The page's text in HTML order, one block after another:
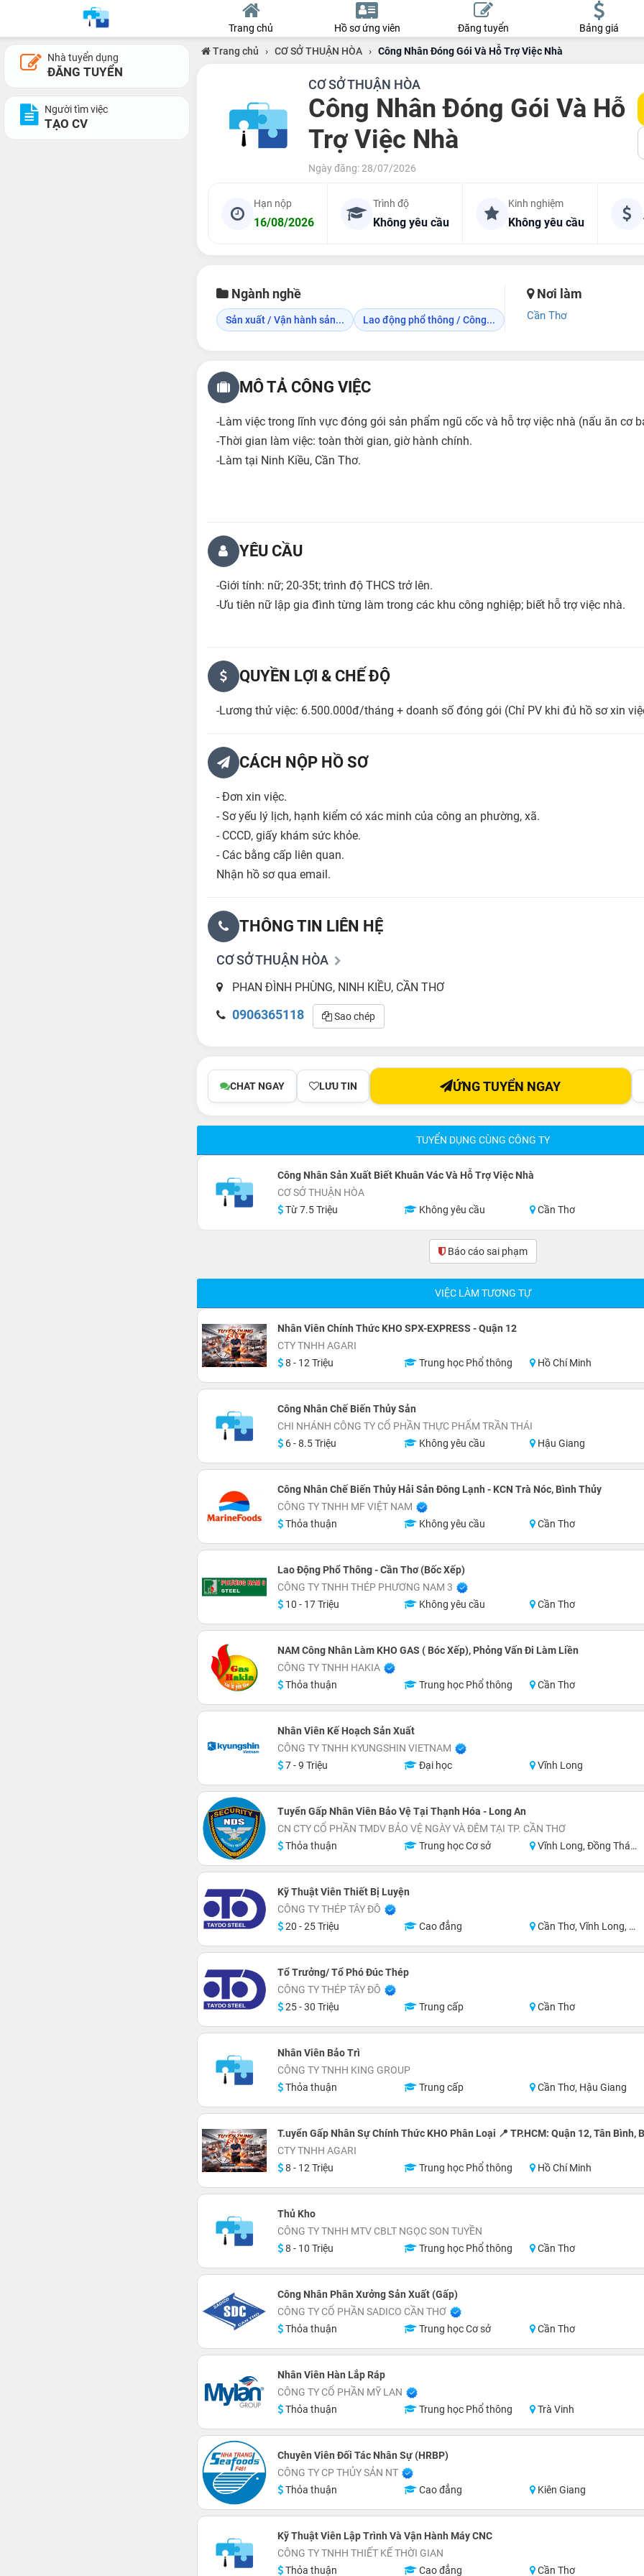
Trang chủ Hồ sơ ứng viên Đăng tuyển Bảng giá
Nhà tuyển dụng
ĐĂNG TUYỂN
Người tìm việc
TẠO CV
Trang chủ › CƠ SỞ THUẬN HÒA › Công Nhân Đóng Gói Và Hỗ Trợ Việc Nhà
CƠ SỞ THUẬN HÒA
Công Nhân Đóng Gói Và Hỗ
Trợ Việc Nhà
Ngày đăng: 28/07/2026
Hạn nộp
16/08/2026
Trình độ
Không yêu cầu
Kinh nghiệm
Không yêu cầu
Ngành nghề
Sản xuất / Vận hành sản... Lao động phổ thông / Công...
Nơi làm
Cần Thơ
MÔ TẢ CÔNG VIỆC
-Làm việc trong lĩnh vực đóng gói sản phẩm ngũ cốc và hỗ trợ việc nhà (nấu ăn cơ
-Thời gian làm việc: toàn thời gian, giờ hành chính.
-Làm tại Ninh Kiều, Cần Thơ.
YÊU CẦU
-Giới tính: nữ; 20-35t; trình độ THCS trở lên.
-Ưu tiên nữ lập gia đình từng làm trong các khu công nghiệp; biết hỗ trợ việc nhà.
QUYỀN LỢI & CHẾ ĐỘ
-Lương thử việc: 6.500.000đ/tháng + doanh số đóng gói (Chỉ PV khi đủ hồ sơ xin
CÁCH NỘP HỒ SƠ
- Đơn xin việc.
- Sơ yếu lý lịch, hạnh kiểm có xác minh của công an phường, xã.
- CCCD, giấy khám sức khỏe.
- Các bằng cấp liên quan.
Nhận hồ sơ qua email.
THÔNG TIN LIÊN HỆ
CƠ SỞ THUẬN HÒA
PHAN ĐÌNH PHÙNG, NINH KIỀU, CẦN THƠ
0906365118 Sao chép
CHAT NGAY LƯU TIN ỨNG TUYỂN NGAY
TUYỂN DỤNG CÙNG CÔNG TY
Công Nhân Sản Xuất Biết Khuân Vác Và Hỗ Trợ Việc Nhà
CƠ SỞ THUẬN HÒA
Từ 7.5 Triệu
Không yêu cầu Cần Thơ
Báo cáo sai phạm(0)
VIỆC LÀM TƯƠNG TỰ
Nhân Viên Chính Thức KHO SPX-EXPRESS - Quận 12
CTY TNHH AGARI
8 - 12 Triệu
Trung học Phổ thông Hồ Chí Minh
Công Nhân Chế Biến Thủy Sản
CHI NHÁNH CÔNG TY CỔ PHẦN THỰC PHẨM TRẦN THÁI
6 - 8.5 Triệu
Không yêu cầu Hậu Giang
Công Nhân Chế Biến Thủy Hải Sản Đông Lạnh - KCN Trà Nóc, Bình Thủy
CÔNG TY TNHH MF VIỆT NAM
Thỏa thuận
Không yêu cầu Cần Thơ
Lao Động Phổ Thông - Cần Thơ (Bốc Xếp)
CÔNG TY TNHH THÉP PHƯƠNG NAM 3
10 - 17 Triệu
Không yêu cầu Cần Thơ
NAM Công Nhân Làm KHO GAS ( Bóc Xếp), Phỏng Vấn Đi Làm Liền
CÔNG TY TNHH HAKIA
Thỏa thuận
Trung học Phổ thông Cần Thơ
Nhân Viên Kế Hoạch Sản Xuất
CÔNG TY TNHH KYUNGSHIN VIETNAM
7 - 9 Triệu
Đại học Vĩnh Long
Tuyển Gấp Nhân Viên Bảo Vệ Tại Thạnh Hóa - Long An
CN CTY CỔ PHẦN TMDV BẢO VỆ NGÀY VÀ ĐÊM TẠI TP. CẦN THƠ
Thỏa thuận
Trung học Cơ sở Vĩnh Long, Đồng Tháp, Tiền Giang, Long An
Kỹ Thuật Viên Thiết Bị Luyện
CÔNG TY THÉP TÂY ĐÔ
20 - 25 Triệu
Cao đẳng Cần Thơ, Vĩnh Long, An Giang
Tổ Trưởng/ Tổ Phó Đúc Thép
CÔNG TY THÉP TÂY ĐÔ
25 - 30 Triệu
Trung cấp Cần Thơ
Nhân Viên Bảo Trì
CÔNG TY TNHH KING GROUP
Thỏa thuận
Trung cấp Cần Thơ, Hậu Giang
T.uyển Gấp Nhân Sự Chính Thức KHO Phân Loại 📍 TP.HCM: Quận 12, Tân Bình,
CTY TNHH AGARI
8 - 12 Triệu
Trung học Phổ thông Hồ Chí Minh
Thủ Kho
CÔNG TY TNHH MTV CBLT NGỌC SON TUYỀN
8 - 10 Triệu
Trung học Phổ thông Cần Thơ
Công Nhân Phân Xưởng Sản Xuất (Gấp)
CÔNG TY CỔ PHẦN SADICO CẦN THƠ
Thỏa thuận
Trung học Cơ sở Cần Thơ
Nhân Viên Hàn Lắp Ráp
CÔNG TY CỔ PHẦN MỸ LAN
Thỏa thuận
Trung học Phổ thông Trà Vinh
Chuyên Viên Đối Tác Nhân Sự (HRBP)
CÔNG TY CP THỦY SẢN NT
Thỏa thuận
Cao đẳng Kiên Giang
Kỹ Thuật Viên Lập Trình Và Vận Hành Máy CNC
CÔNG TY TNHH THIẾT KẾ THỜI GIAN
Thỏa thuận
Cao đẳng Cần Thơ